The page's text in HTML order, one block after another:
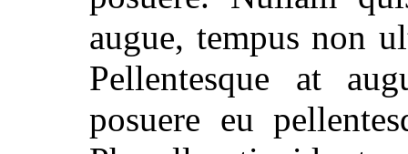
augue, tempus non
Pellentesque at
posuere eu